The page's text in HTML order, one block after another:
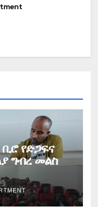
የድጋፍና
ግብረ መልስ